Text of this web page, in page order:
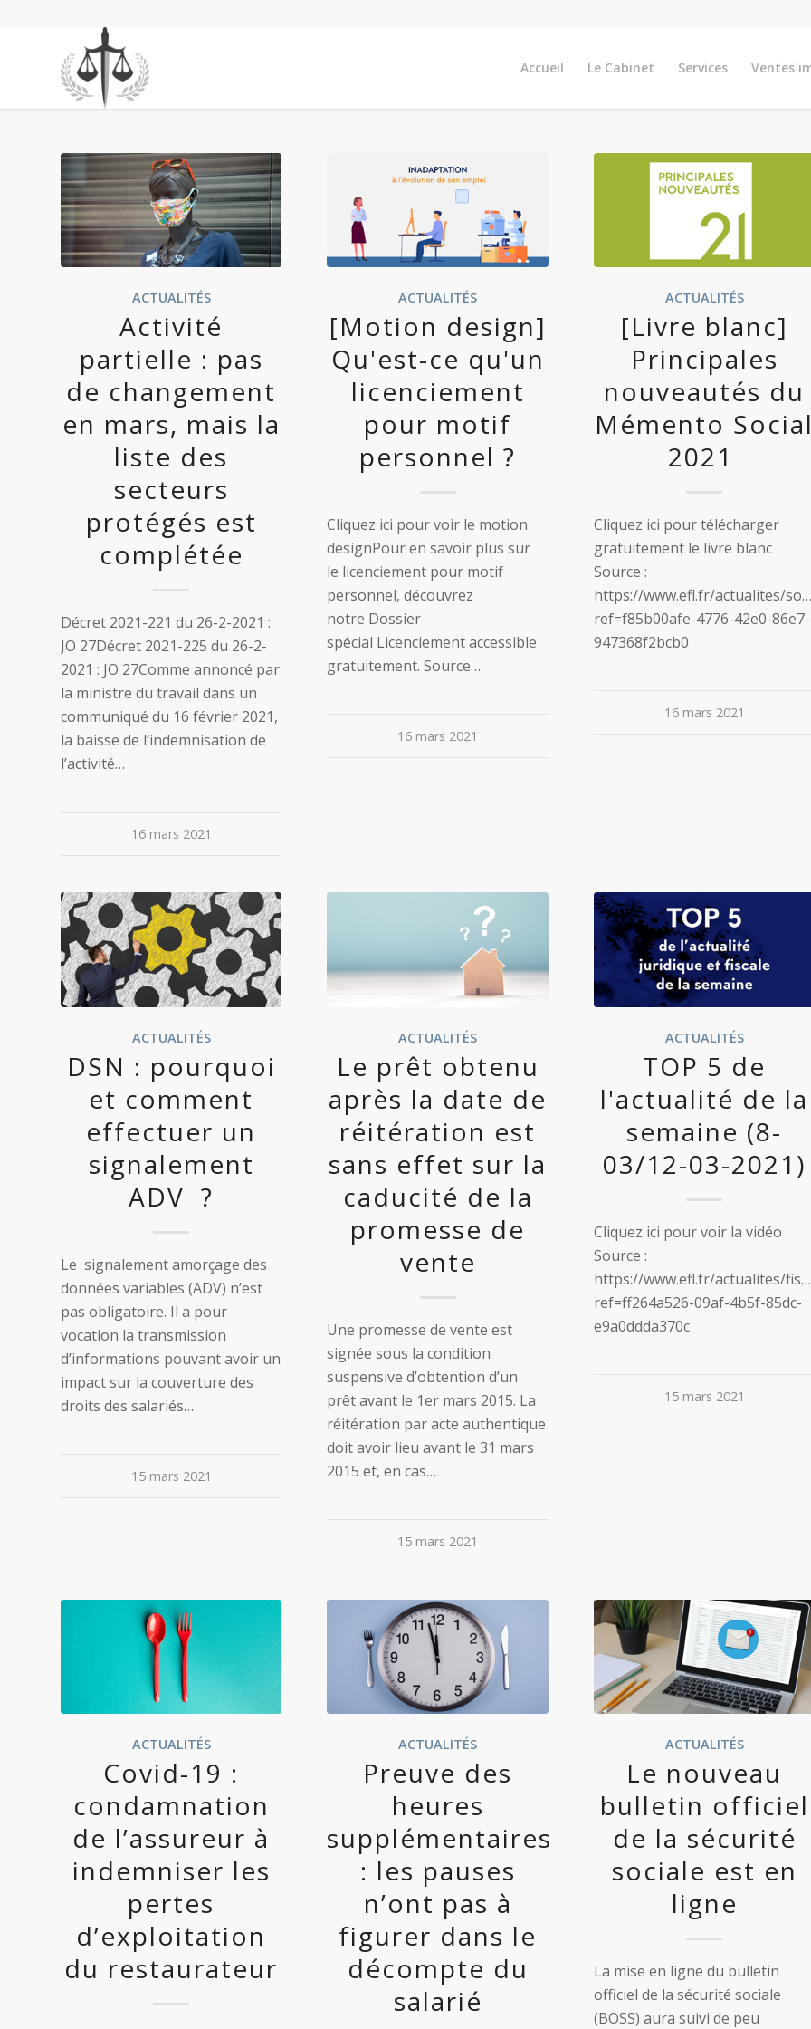
Accueil Le Cabinet Services Ventes
ACTUALITÉS
Activité
partielle : pas
de changement
en mars, mais la
liste des
secteurs
protégés est
complétée
Décret 2021-221 du 26-2-2021 :
JO 27Décret 2021-225 du 26-2-
2021 : JO 27Comme annoncé par
la ministre du travail dans un
communiqué du 16 février 2021,
la baisse de l’indemnisation de
l’activité…
16 mars 2021
ACTUALITÉS
[Motion design]
Qu'est-ce qu'un
licenciement
pour motif
personnel ?
Cliquez ici pour voir le motion
designPour en savoir plus sur
le licenciement pour motif
personnel, découvrez
notre Dossier
spécial Licenciement accessible
gratuitement. Source…
16 mars 2021
ACTUALITÉS
[Livre blanc]
Principales
nouveautés du
Mémento Social
2021
Cliquez ici pour télécharger
gratuitement le livre blanc
Source :
https://www.efl.fr/actualites/
ref=f85b00afe-4776-42e0-86e7-
947368f2bcb0
16 mars 2021
ACTUALITÉS
DSN : pourquoi
et comment
effectuer un
signalement
ADV ?
Le signalement amorçage des
données variables (ADV) n’est
pas obligatoire. Il a pour
vocation la transmission
d’informations pouvant avoir un
impact sur la couverture des
droits des salariés…
15 mars 2021
ACTUALITÉS
Le prêt obtenu
après la date de
réitération est
sans effet sur la
caducité de la
promesse de
vente
Une promesse de vente est
signée sous la condition
suspensive d’obtention d’un
prêt avant le 1er mars 2015. La
réitération par acte authentique
doit avoir lieu avant le 31 mars
2015 et, en cas…
15 mars 2021
ACTUALITÉS
TOP 5 de
l'actualité de la
semaine (8-
03/12-03-2021)
Cliquez ici pour voir la vidéo
Source :
https://www.efl.fr/actualites/
ref=ff264a526-09af-4b5f-85dc-
e9a0ddda370c
15 mars 2021
ACTUALITÉS
Covid-19 :
condamnation
de l’assureur à
indemniser les
pertes
d’exploitation
du restaurateur
ACTUALITÉS
Preuve des
heures
supplémentaires
: les pauses
n’ont pas à
figurer dans le
décompte du
salarié
ACTUALITÉS
Le nouveau
bulletin officiel
de la sécurité
sociale est en
ligne
La mise en ligne du bulletin
officiel de la sécurité sociale
(BOSS) aura suivi de peu